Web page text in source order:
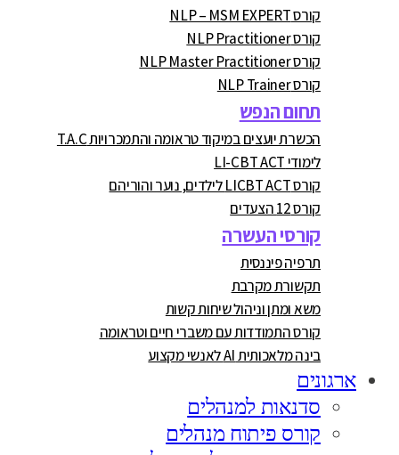
קורס NLP – MSM EXPERT
קורס NLP Practitioner
קורס NLP Master Practitioner
קורס NLP Trainer
תחום הנפש
הכשרת יועצים במיקוד טראומה והתמכרויות T.A.C
לימודי LI-CBT ACT
קורס LICBT ACT לילדים, נוער והוריהם
קורס 12 הצעדים
קורסי העשרה
תרפיה פיננסית
תקשורת מקרבת
משא ומתן וניהול שיחות קשות
קורס התמודדות עם משברי חיים וטראומה
בינה מלאכותית AI לאנשי מקצוע
ארגונים
סדנאות למנהלים
קורס פיתוח מנהלים